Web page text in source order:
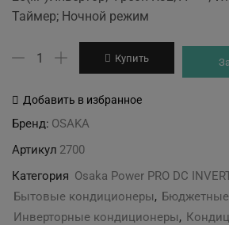
was:
Таймер; Ночной режим
Количество
Osaka
09HH3
Power
PRO
DC
INVERTER
Купить
Добавить в избранное
Бренд: OSAKA
Артикул 2700
Категория Osaka Power PRO DC
Бытовые кондиционеры,
Инверторные кондиционеры,